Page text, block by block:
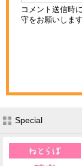
Special